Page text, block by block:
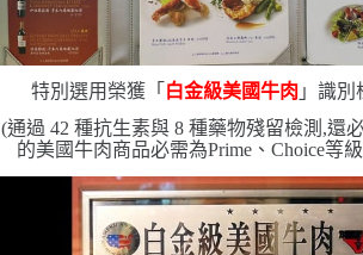
特別選用榮獲「 白金級美國牛肉 」識別
(通過 42種抗生素與 8種藥物殘留檢測,還
的美國牛肉商品必需為Prime 、Choice等